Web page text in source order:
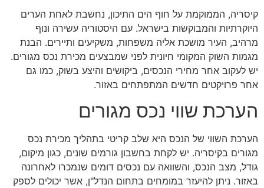
קיסריה, הממוקמת על חוף הים התיכון, נחשבת לאחת הערים
היוקרתיות והמבוקשות בישראל. עם היסטוריה עשירה ונוף
מרהיב, העיר מושכת אליה משפחות, משקיעים ותיירים. הבנת
מגמות השוק המקומי חיונית לפני שמבצעים מכירת נכס מגורים.
יש לעקוב אחר מחירי הנכסים, ביקושים והיצע בשוק, כמו גם
אחר פרויקטים חדשים המתפתחים באזור.
הערכת שווי נכס מגורים
הערכת השווי של הנכס היא שלב קריטי בתהליך מכירת נכס
מגורים בקיסריה. יש לקחת בחשבון גורמים שונים, כגון מיקום,
גודל, מצב הנכס, והשוואה עם נכסים דומים שנמכרו לאחרונה
באזור. ניתן להיעזר במומחים בתחום הנדל"ן, אשר יכולים לספק